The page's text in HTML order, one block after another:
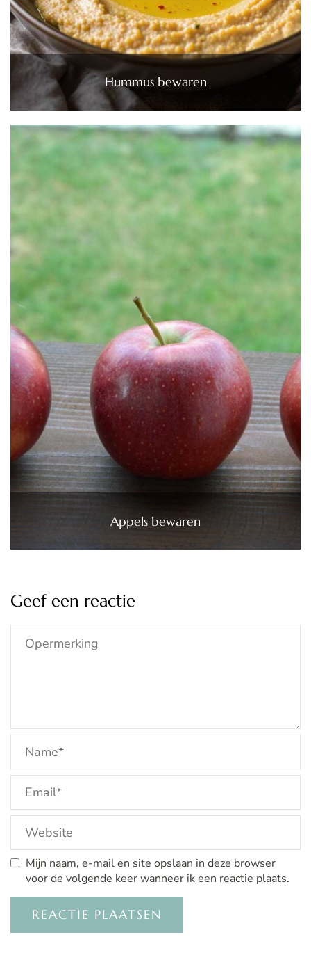
Hummus bewaren
Appels bewaren
Geef een reactie
Mijn naam, e-mail en site opslaan in deze browser
voor de volgende keer wanneer ik een reactie plaats.